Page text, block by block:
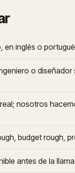
en inglés o
o
nosotros
budget rough,
antes de la